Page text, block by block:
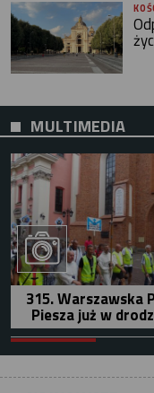
MULTIMEDIA
315. Warszawska
Piesza już w